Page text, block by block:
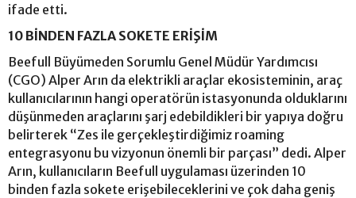
ifade etti.
10 BİNDEN FAZLA SOKETE ERİŞİM
Beefull Büyümeden Sorumlu Genel Müdür Yardımcısı
(CGO) Alper Arın da elektrikli araçlar ekosisteminin, araç
kullanıcılarının hangi operatörün istasyonunda olduklarını
düşünmeden araçlarını şarj edebildikleri bir yapıya doğru
belirterek “Zes ile gerçekleştirdiğimiz roaming
entegrasyonu bu vizyonun önemli bir parçası” dedi. Alper
Arın, kullanıcıların Beefull uygulaması üzerinden 10
binden fazla sokete erişebileceklerini ve çok daha geniş